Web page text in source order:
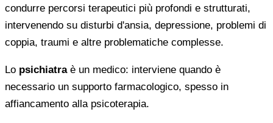
condurre percorsi terapeutici più profondi e strutturati,
intervenendo su disturbi d'ansia, depressione, problemi di
coppia, traumi e altre problematiche complesse.
Lo psichiatraè un medico: interviene quando è
necessario un supporto farmacologico, spesso in
affiancamento alla psicoterapia.